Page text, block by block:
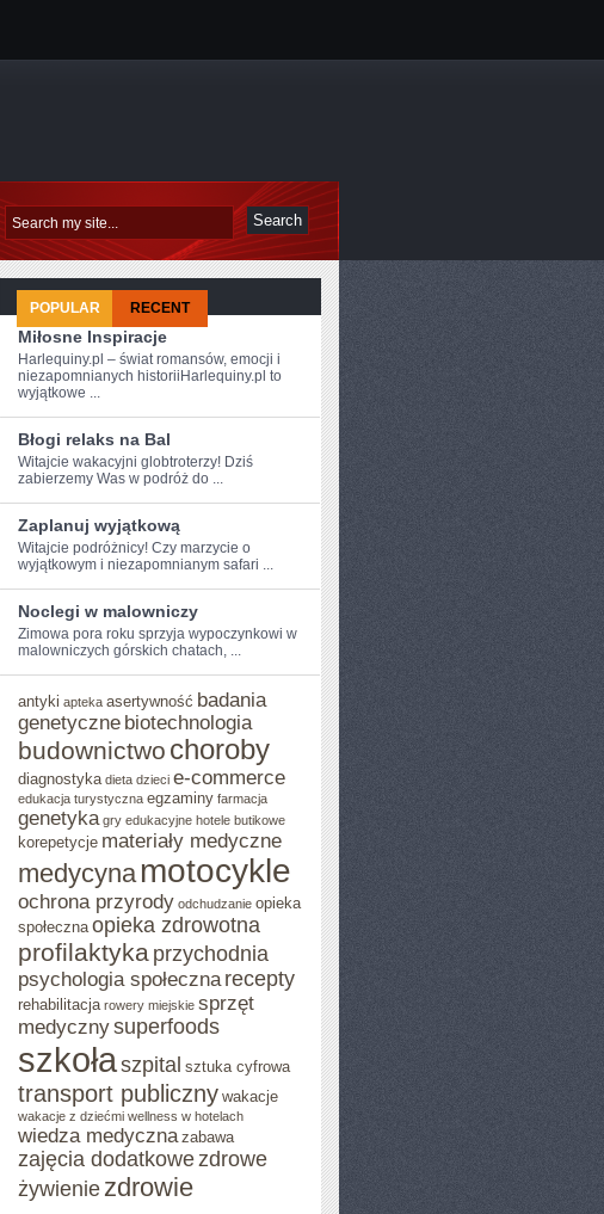
POPULAR RECENT
Miłosne Inspiracje
Harlequiny.pl – świat romansów, emocji i
niezapomnianych historiiHarlequiny.pl to
wyjątkowe ...
Błogi relaks na Bal
Witajcie⁤ wakacyjni globtroterzy! ⁣Dziś
zabierzemy ⁤Was‌ w podróż ​do ...
Zaplanuj wyjątkową
Witajcie podróżnicy! Czy marzycie o
wyjątkowym⁣ i niezapomnianym safari ...
Noclegi w malowniczy
Zimowa pora roku ⁢sprzyja wypoczynkowi w
malowniczych górskich chatach, ...
antyki apteka asertywność badania
genetyczne biotechnologia
budownictwo choroby
diagnostyka dieta dzieci e-commerce
edukacja turystyczna egzaminy farmacja
genetyka gry edukacyjne hotele butikowe
korepetycje materiały medyczne
medycyna motocykle
ochrona przyrody odchudzanie opieka
społeczna opieka zdrowotna
profilaktyka przychodnia
psychologia społeczna recepty
rehabilitacja rowery miejskie sprzęt
medycznysuperfoods
szkołaszpital sztuka cyfrowa
transport publiczny wakacje
wakacje z dziećmi wellness w hotelach
wiedza medyczna zabawa
zajęcia dodatkowezdrowe
żywienie zdrowie